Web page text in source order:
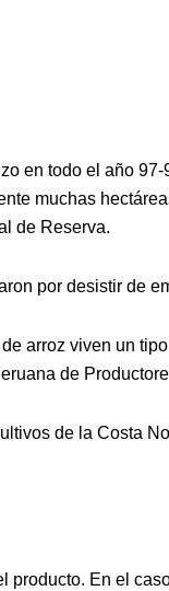
en todo el año
muchas
de Reserva.
por desistir de
arroz viven un
de
de la Costa
En el